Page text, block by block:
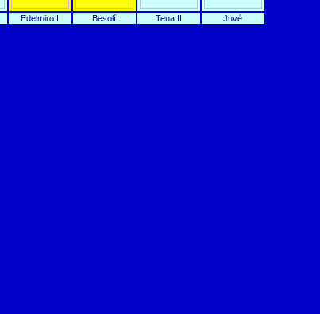
Edelmiro I Besolí Tena II Juvé